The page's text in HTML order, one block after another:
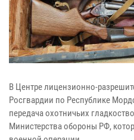
В Центре лицензионно-
Росгвардии по Республике
передача охотничьих
Министерства обороны РФ,